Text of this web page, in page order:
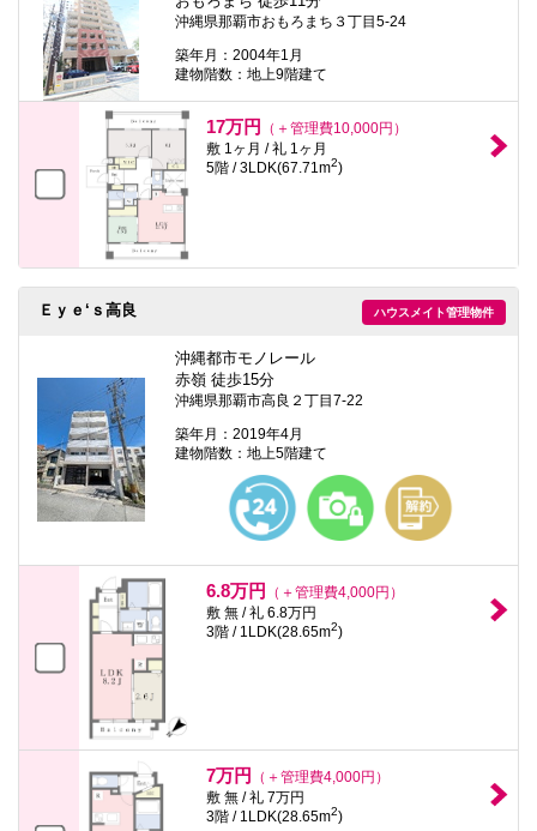
沖縄県那覇市おもろまち３丁目5-24
築年月：2004年1月
建物階数：地上9階建て
17万円
（＋管理費10,000円）
敷 1ヶ月 / 礼 1ヶ月
5階 / 3LDK(67.71m2)
ハウスメイト管理物件
Ｅｙｅ‘ｓ高良
沖縄都市モノレール
赤嶺 徒歩15分
沖縄県那覇市高良２丁目7-22
築年月：2019年4月
建物階数：地上5階建て
6.8万円
（＋管理費4,000円）
敷 無 / 礼 6.8万円
3階 / 1LDK(28.65m2)
7万円
（＋管理費4,000円）
敷 無 / 礼 7万円
3階 / 1LDK(28.65m2)